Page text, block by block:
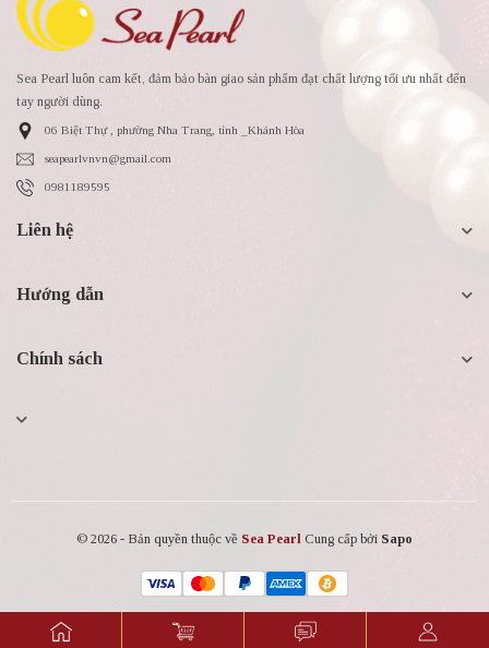
Sea Pearl luôn cam kết, đảm bảo bàn giao sản phẩm đạt chất lượng tối ưu nhất đến
tay người dùng.
06 Biệt Thự , phường Nha Trang, tỉnh _Khánh Hòa
seapearlvnvn@gmail.com
0981189595
Liên hệ
Hướng dẫn
Chính sách
© 2026 - Bản quyền thuộc về Sea Pearl Cung cấp bởi Sapo